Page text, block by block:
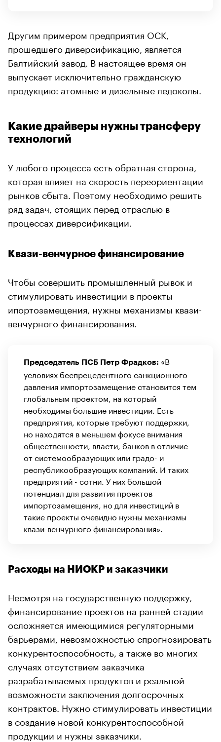
Другим примером предприятия ОСК,
прошедшего диверсификацию, является
Балтийский завод. В настоящее время он
выпускает исключительно гражданскую
продукцию: атомные и дизельные ледоколы.
Какие драйверы нужны трансферу
технологий
У любого процесса есть обратная сторона,
которая влияет на скорость переориентации
рынков сбыта. Поэтому необходимо решить
ряд задач, стоящих перед отраслью в
процессах диверсификации.
Квази-венчурное финансирование
Чтобы совершить промышленный рывок и
стимулировать инвестиции в проекты
ипортозамещения, нужны механизмы квази-
венчурного финансирования.
Председатель ПСБ Петр Фрадков: «В
условиях беспрецедентного санкционного
давления импортозамещение становится тем
глобальным проектом, на который
необходимы большие инвестиции. Есть
предприятия, которые требуют поддержки,
но находятся в меньшем фокусе внимания
общественности, власти, банков в отличие
от системообразующих или градо- и
республикообразующих компаний. И таких
предприятий - сотни. У них большой
потенциал для развития проектов
импортозамещения, но для инвестиций в
такие проекты очевидно нужны механизмы
квази-венчурного финансирования».
Расходы на НИОКР и заказчики
Несмотря на государственную поддержку,
финансирование проектов на ранней стадии
осложняется имеющимися регуляторными
барьерами, невозможностью спрогнозировать
конкурентоспособность, а также во многих
случаях отсутствием заказчика
разрабатываемых продуктов и реальной
возможности заключения долгосрочных
контрактов. Нужно стимулировать инвестиции
в создание новой конкурентоспособной
продукции и нужны заказчики.